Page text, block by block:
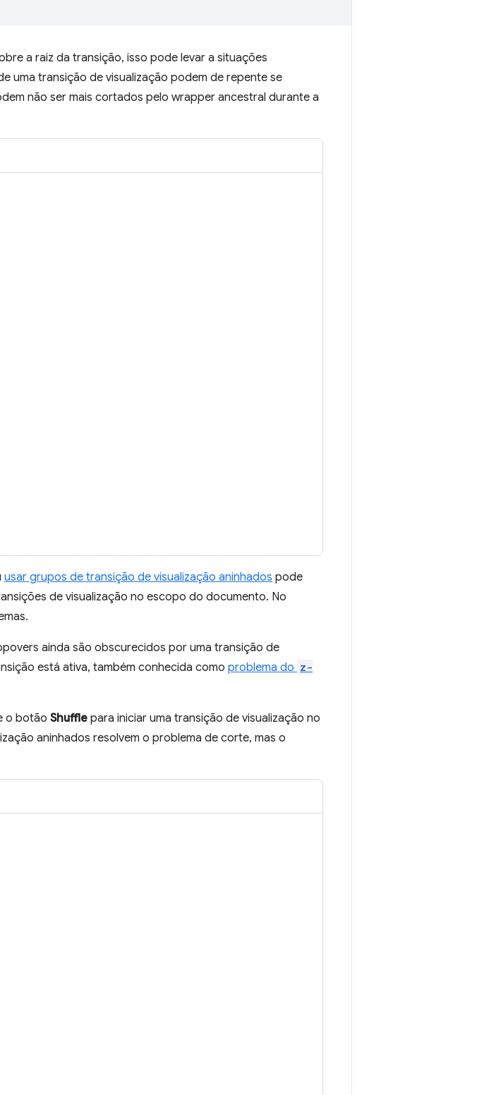
a raiz da transição, isso pode levar a situações
uma transição de visualização podem de repente se
não ser mais cortados pelo wrapper ancestral durante a
usar grupos de transição de visualização aninhados pode
de visualização no escopo do documento. No
ainda são obscurecidos por uma transição de
está ativa, também conhecida como problema do z-
o botão Shuffle para iniciar uma transição de visualização no
aninhados resolvem o problema de corte, mas o